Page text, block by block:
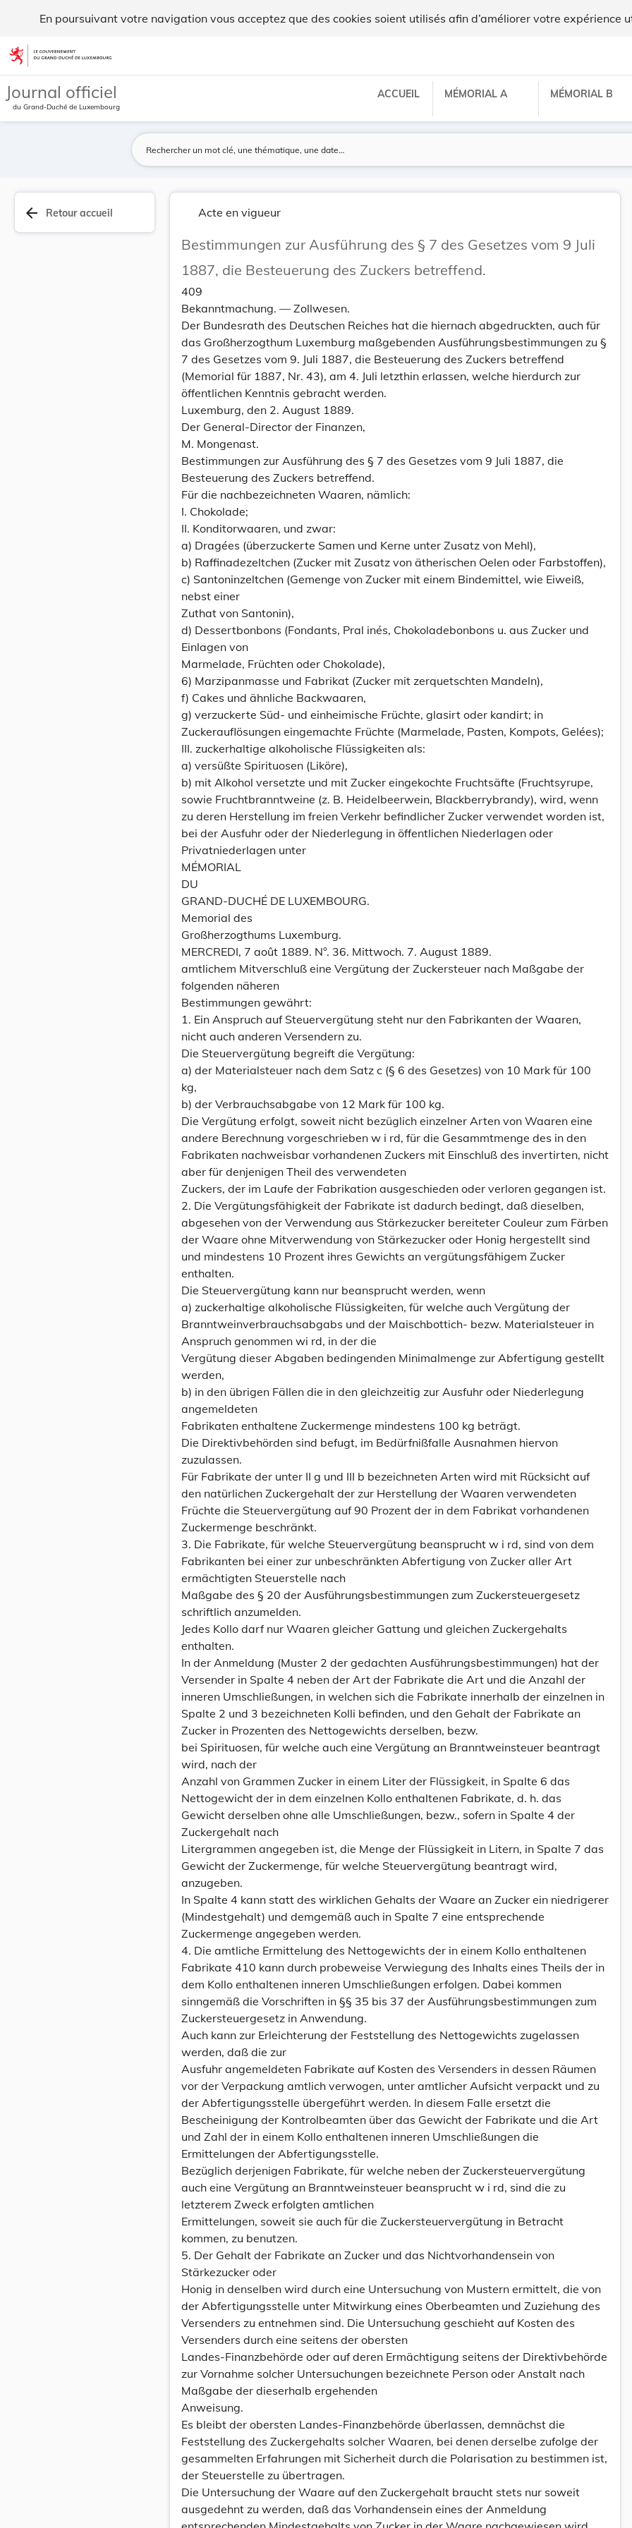
En poursuivant votre navigation vous acceptez que des cookies soient utilisés afin d’améliorer votre expérience
Aller au contenu
Journal officiel
du Grand-Duché de Luxembourg
ACCUEIL MÉMORIAL A MÉMORIAL B
arrow_back Retour accueil Acte en vigueur
Bestimmungen zur Ausführung des § 7 des Gesetzes vom 9 Juli
1887, die Besteuerung des Zuckers betreffend.
409
Bekanntmachung. — Zollwesen.
Der Bundesrath des Deutschen Reiches hat die hiernach abgedruckten, auch für
das Großherzogthum Luxemburg maßgebenden Ausführungsbestimmungen zu §
7 des Gesetzes vom 9. Juli 1887, die Besteuerung des Zuckers betreffend
(Memorial für 1887, Nr. 43), am 4. Juli letzthin erlassen, welche hierdurch zur
öffentlichen Kenntnis gebracht werden.
Luxemburg, den 2. August 1889.
Der General-Director der Finanzen,
M. Mongenast.
Bestimmungen zur Ausführung des § 7 des Gesetzes vom 9 Juli 1887, die
Besteuerung des Zuckers betreffend.
Für die nachbezeichneten Waaren, nämlich:
I. Chokolade;
II. Konditorwaaren, und zwar:
a) Dragées (überzuckerte Samen und Kerne unter Zusatz von Mehl),
b) Raffinadezeltchen (Zucker mit Zusatz von ätherischen Oelen oder Farbstoffen),
c) Santoninzeltchen (Gemenge von Zucker mit einem Bindemittel, wie Eiweiß,
nebst einer
Zuthat von Santonin),
d) Dessertbonbons (Fondants, Pral inés, Chokoladebonbons u. aus Zucker und
Einlagen von
Marmelade, Früchten oder Chokolade),
6) Marzipanmasse und Fabrikat (Zucker mit zerquetschten Mandeln),
f) Cakes und ähnliche Backwaaren,
g) verzuckerte Süd- und einheimische Früchte, glasirt oder kandirt; in
Zuckerauflösungen eingemachte Früchte (Marmelade, Pasten, Kompots, Gelées);
III. zuckerhaltige alkoholische Flüssigkeiten als:
a) versüßte Spirituosen (Liköre),
b) mit Alkohol versetzte und mit Zucker eingekochte Fruchtsäfte (Fruchtsyrupe,
sowie Fruchtbranntweine (z. B. Heidelbeerwein, Blackberrybrandy), wird, wenn
zu deren Herstellung im freien Verkehr befindlicher Zucker verwendet worden ist,
bei der Ausfuhr oder der Niederlegung in öffentlichen Niederlagen oder
Privatniederlagen unter
MÉMORIAL
DU
GRAND-DUCHÉ DE LUXEMBOURG.
Memorial des
Großherzogthums Luxemburg.
MERCREDI, 7 août 1889. N°. 36. Mittwoch. 7. August 1889.
amtlichem Mitverschluß eine Vergütung der Zuckersteuer nach Maßgabe der
folgenden näheren
Bestimmungen gewährt:
1. Ein Anspruch auf Steuervergütung steht nur den Fabrikanten der Waaren,
nicht auch anderen Versendern zu.
Die Steuervergütung begreift die Vergütung:
a) der Materialsteuer nach dem Satz c (§ 6 des Gesetzes) von 10 Mark für 100
kg,
b) der Verbrauchsabgabe von 12 Mark für 100 kg.
Die Vergütung erfolgt, soweit nicht bezüglich einzelner Arten von Waaren eine
andere Berechnung vorgeschrieben w i rd, für die Gesammtmenge des in den
Fabrikaten nachweisbar vorhandenen Zuckers mit Einschluß des invertirten, nicht
aber für denjenigen Theil des verwendeten
Zuckers, der im Laufe der Fabrikation ausgeschieden oder verloren gegangen ist.
2. Die Vergütungsfähigkeit der Fabrikate ist dadurch bedingt, daß dieselben,
abgesehen von der Verwendung aus Stärkezucker bereiteter Couleur zum Färben
der Waare ohne Mitverwendung von Stärkezucker oder Honig hergestellt sind
und mindestens 10 Prozent ihres Gewichts an vergütungsfähigem Zucker
enthalten.
Die Steuervergütung kann nur beansprucht werden, wenn
a) zuckerhaltige alkoholische Flüssigkeiten, für welche auch Vergütung der
Branntweinverbrauchsabgabs und der Maischbottich- bezw. Materialsteuer in
Anspruch genommen wi rd, in der die
Vergütung dieser Abgaben bedingenden Minimalmenge zur Abfertigung gestellt
werden,
b) in den übrigen Fällen die in den gleichzeitig zur Ausfuhr oder Niederlegung
angemeldeten
Fabrikaten enthaltene Zuckermenge mindestens 100 kg beträgt.
Die Direktivbehörden sind befugt, im Bedürfnißfalle Ausnahmen hiervon
zuzulassen.
Für Fabrikate der unter II g und III b bezeichneten Arten wird mit Rücksicht auf
den natürlichen Zuckergehalt der zur Herstellung der Waaren verwendeten
Früchte die Steuervergütung auf 90 Prozent der in dem Fabrikat vorhandenen
Zuckermenge beschränkt.
3. Die Fabrikate, für welche Steuervergütung beansprucht w i rd, sind von dem
Fabrikanten bei einer zur unbeschränkten Abfertigung von Zucker aller Art
ermächtigten Steuerstelle nach
Maßgabe des § 20 der Ausführungsbestimmungen zum Zuckersteuergesetz
schriftlich anzumelden.
Jedes Kollo darf nur Waaren gleicher Gattung und gleichen Zuckergehalts
enthalten.
In der Anmeldung (Muster 2 der gedachten Ausführungsbestimmungen) hat der
Versender in Spalte 4 neben der Art der Fabrikate die Art und die Anzahl der
inneren Umschließungen, in welchen sich die Fabrikate innerhalb der einzelnen in
Spalte 2 und 3 bezeichneten Kolli befinden, und den Gehalt der Fabrikate an
Zucker in Prozenten des Nettogewichts derselben, bezw.
bei Spirituosen, für welche auch eine Vergütung an Branntweinsteuer beantragt
wird, nach der
Anzahl von Grammen Zucker in einem Liter der Flüssigkeit, in Spalte 6 das
Nettogewicht der in dem einzelnen Kollo enthaltenen Fabrikate, d. h. das
Gewicht derselben ohne alle Umschließungen, bezw., sofern in Spalte 4 der
Zuckergehalt nach
Litergrammen angegeben ist, die Menge der Flüssigkeit in Litern, in Spalte 7 das
Gewicht der Zuckermenge, für welche Steuervergütung beantragt wird,
anzugeben.
In Spalte 4 kann statt des wirklichen Gehalts der Waare an Zucker ein niedrigerer
(Mindestgehalt) und demgemäß auch in Spalte 7 eine entsprechende
Zuckermenge angegeben werden.
4. Die amtliche Ermittelung des Nettogewichts der in einem Kollo enthaltenen
Fabrikate 410 kann durch probeweise Verwiegung des Inhalts eines Theils der in
dem Kollo enthaltenen inneren Umschließungen erfolgen. Dabei kommen
sinngemäß die Vorschriften in §§ 35 bis 37 der Ausführungsbestimmungen zum
Zuckersteuergesetz in Anwendung.
Auch kann zur Erleichterung der Feststellung des Nettogewichts zugelassen
werden, daß die zur
Ausfuhr angemeldeten Fabrikate auf Kosten des Versenders in dessen Räumen
vor der Verpackung amtlich verwogen, unter amtlicher Aufsicht verpackt und zu
der Abfertigungsstelle übergeführt werden. In diesem Falle ersetzt die
Bescheinigung der Kontrolbeamten über das Gewicht der Fabrikate und die Art
und Zahl der in einem Kollo enthaltenen inneren Umschließungen die
Ermittelungen der Abfertigungsstelle.
Bezüglich derjenigen Fabrikate, für welche neben der Zuckersteuervergütung
auch eine Vergütung an Branntweinsteuer beansprucht w i rd, sind die zu
letzterem Zweck erfolgten amtlichen
Ermittelungen, soweit sie auch für die Zuckersteuervergütung in Betracht
kommen, zu benutzen.
5. Der Gehalt der Fabrikate an Zucker und das Nichtvorhandensein von
Stärkezucker oder
Honig in denselben wird durch eine Untersuchung von Mustern ermittelt, die von
der Abfertigungsstelle unter Mitwirkung eines Oberbeamten und Zuziehung des
Versenders zu entnehmen sind. Die Untersuchung geschieht auf Kosten des
Versenders durch eine seitens der obersten
Landes-Finanzbehörde oder auf deren Ermächtigung seitens der Direktivbehörde
zur Vornahme solcher Untersuchungen bezeichnete Person oder Anstalt nach
Maßgabe der dieserhalb ergehenden
Anweisung.
Es bleibt der obersten Landes-Finanzbehörde überlassen, demnächst die
Feststellung des Zuckergehalts solcher Waaren, bei denen derselbe zufolge der
gesammelten Erfahrungen mit Sicherheit durch die Polarisation zu bestimmen ist,
der Steuerstelle zu übertragen.
Die Untersuchung der Waare auf den Zuckergehalt braucht stets nur soweit
ausgedehnt zu werden, daß das Vorhandensein eines der Anmeldung